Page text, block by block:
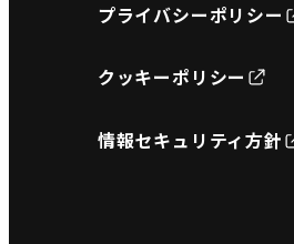
プライバシーポリシー
クッキーポリシー
情報セキュリティ方針